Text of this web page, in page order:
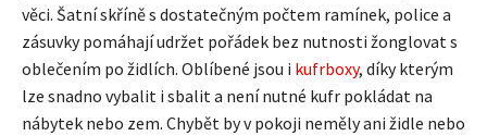
věci. Šatní skříně s dostatečným počtem ramínek, police a
zásuvky pomáhají udržet pořádek bez nutnosti žonglovat s
oblečením po židlích. Oblíbené jsou i kufrboxy, díky kterým
lze snadno vybalit i sbalit a není nutné kufr pokládat na
nábytek nebo zem. Chybět by v pokoji neměly ani židle nebo